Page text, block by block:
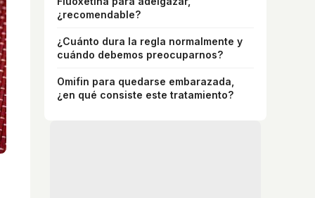
¿recomendable?
¿Cuánto dura la regla normalmente y
cuándo debemos preocuparnos?
Omifin para quedarse embarazada,
¿en qué consiste este tratamiento?